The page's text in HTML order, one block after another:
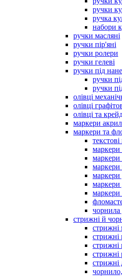
ручки
ручка
набори
ручки масляні
ручки пір'яні
ручки ролери
ручки гелеві
ручки під
ручки
ручки
олівці
олівці
олівці та
маркери
маркери та
маркери
маркери
маркери
маркери
маркери
чорнила
стрижні й
стрижні
стрижні
стрижні
стрижні
стрижні